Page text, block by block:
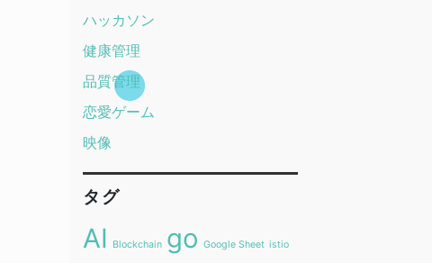
ハッカソン
健康管理
品質管理
恋愛ゲーム
映像
タグ
AI Blockchain go Google Sheet istio